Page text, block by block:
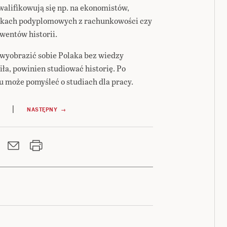
się np. na ekonomistów,
podyplomowych z rachunkowości czy
historii.
sobie Polaka bez wiedzy
powinien studiować historię. Po
pomyśleć o studiach dla pracy.
| NASTĘPNY →